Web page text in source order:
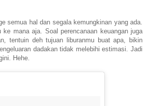
semua hal dan segala kemungkinan yang ada.
mana aja. Soal perencanaan keuangan juga
tentuin deh tujuan liburanmu buat apa, bikin
dadakan tidak melebihi estimasi. Jadi
Hehe.